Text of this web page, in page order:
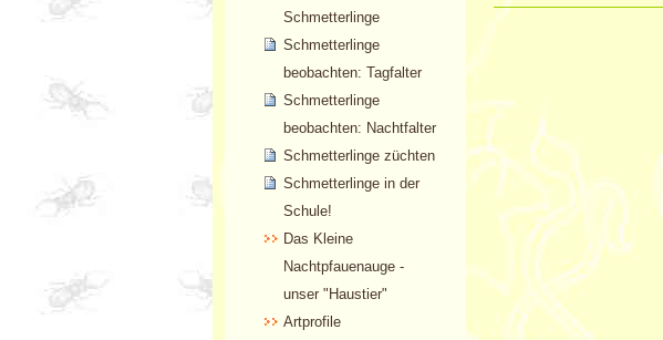
Schmetterlinge
Schmetterlinge
beobachten: Tagfalter
Schmetterlinge
beobachten: Nachtfalter
Schmetterlinge züchten
Schmetterlinge in der
Schule!
Das Kleine
Nachtpfauenauge -
unser "Haustier"
Artprofile